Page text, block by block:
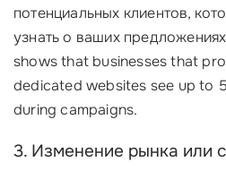
потенциальных клиентов,
узнать о ваших
shows that businesses that
dedicated websites see up to
during campaigns.
3. Изменение рынка или